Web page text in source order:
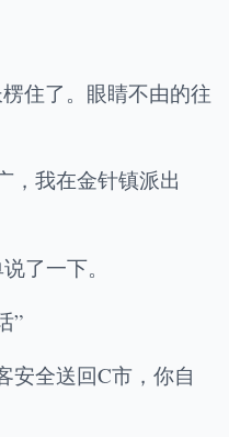
住了。眼睛不由的往
，我在金针镇派出
了一下。
”
安全送回C市，你自